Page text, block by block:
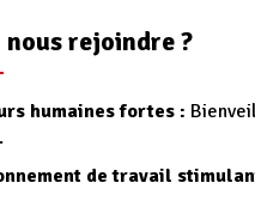
nous rejoindre ?
humaines fortes :
de travail